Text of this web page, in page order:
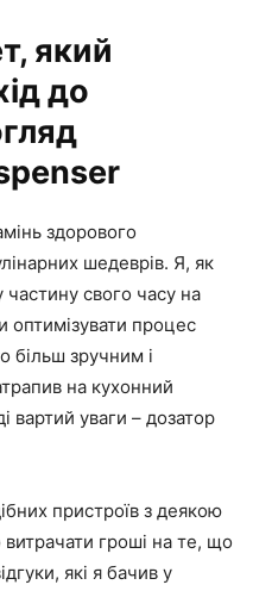
який
до
здорового
шедеврів. Я, як
свого часу на
оптимізувати процес
більш зручним і
на кухонний
вартий уваги – дозатор
пристроїв з деякою
гроші на те, що
які я бачив у